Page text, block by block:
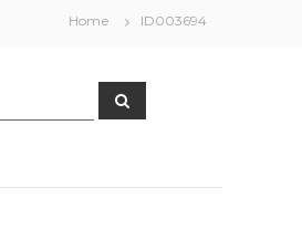
Home ID003694
S
e